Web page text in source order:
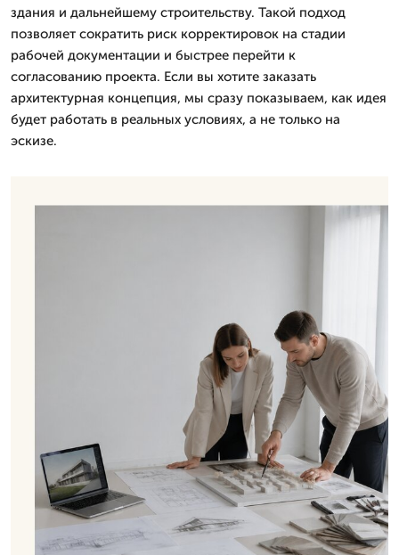
здания и дальнейшему строительству. Такой подход
позволяет сократить риск корректировок на стадии
рабочей документации и быстрее перейти к
согласованию проекта. Если вы хотите заказать
архитектурная концепция, мы сразу показываем, как идея
будет работать в реальных условиях, а не только на
эскизе.